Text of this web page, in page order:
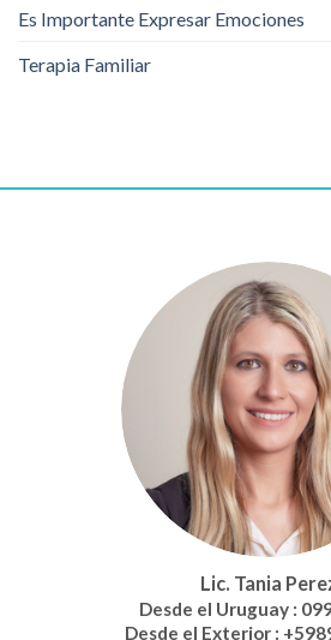
Es Importante Expresar Emociones
Terapia Familiar
Lic. Tania
Desde el Uruguay :
Desde el Exterior :